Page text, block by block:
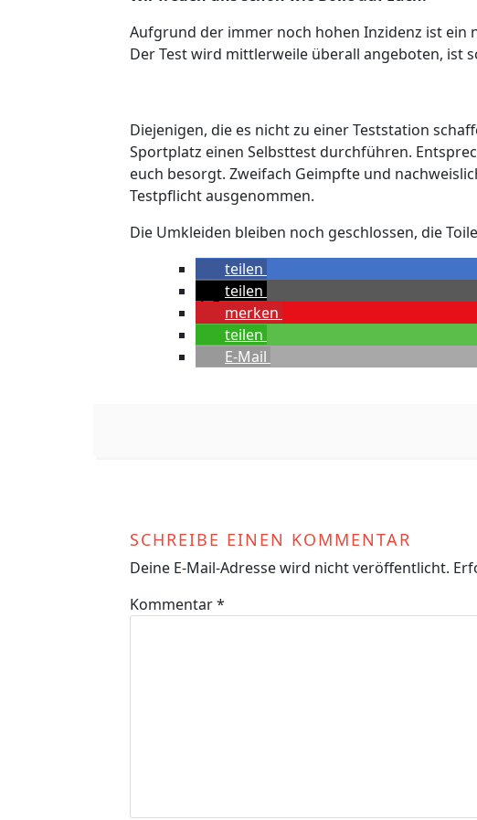
Aufgrund der immer noch hohen Inzidenz ist ein
Der Test wird mittlerweile überall angeboten, ist
Diejenigen, die es nicht zu einer Teststation
Sportplatz einen Selbsttest durchführen.
euch besorgt. Zweifach Geimpfte und
Testpflicht ausgenommen.
Die Umkleiden bleiben noch geschlossen, die
teilen
teilen
merken
teilen
E-Mail
SCHREIBE EINEN KOMMENTAR
Deine E-Mail-Adresse wird nicht veröffentlicht.
Kommentar*